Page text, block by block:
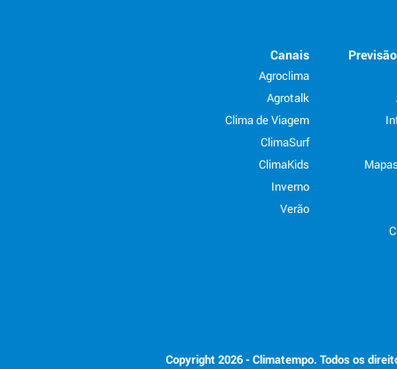
Canais
Agroclima
Agrotalk
Clima de Viagem
ClimaSurf
ClimaKids
Inverno
Verão
Copyright 2026 - Climatempo. Todos os